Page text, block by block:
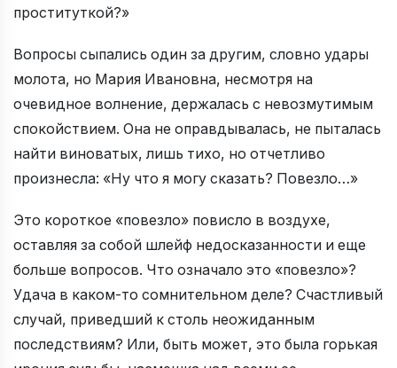
проституткой?»
Вопросы сыпались один за другим, словно удары
молота, но Мария Ивановна, несмотря на
очевидное волнение, держалась с невозмутимым
спокойствием. Она не оправдывалась, не пыталась
найти виноватых, лишь тихо, но отчетливо
произнесла: «Ну что я могу сказать? Повезло…»
Это короткое «повезло» повисло в воздухе,
оставляя за собой шлейф недосказанности и еще
больше вопросов. Что означало это «повезло»?
Удача в каком-то сомнительном деле? Счастливый
случай, приведший к столь неожиданным
последствиям? Или, быть может, это была горькая